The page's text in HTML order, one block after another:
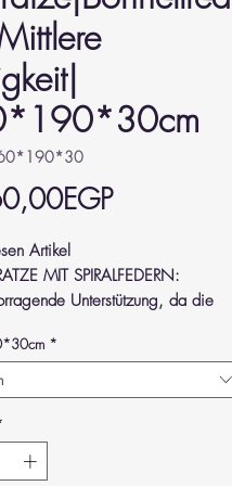
Price
Artikel
MIT SPIRALFEDERN:
Unterstützung, da die
und Ihrem Rücken nimmt.
GEFÜHL: Hergestellt nach
Standards, hochwertig und
FESTIGKEIT: Hält Ihren Körper
und Ihre Wirbelsäule gestützt,
*